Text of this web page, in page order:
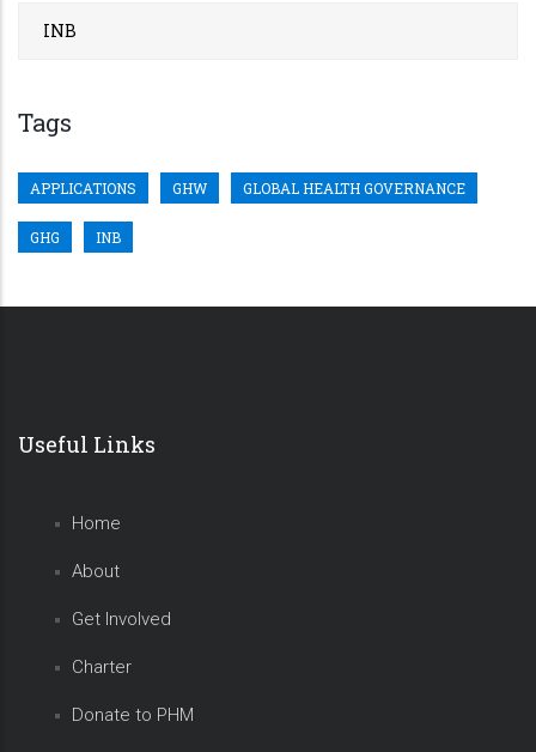
INB
Tags
APPLICATIONS GHW GLOBAL HEALTH GOVERNANCE
GHG INB
Useful Links
Home
About
Get Involved
Charter
Donate to PHM